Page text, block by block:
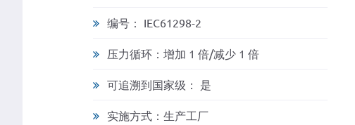
编号： IEC61298-2
压力循环：增加 1 倍/减少 1 倍
可追溯到国家级： 是
实施方式：生产工厂